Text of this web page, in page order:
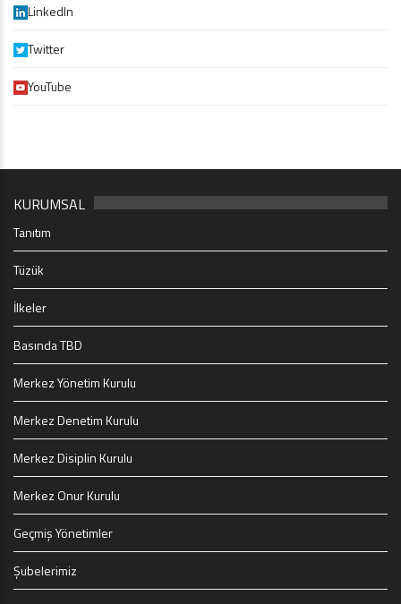
LinkedIn
Twitter
YouTube
KURUMSAL
Tanıtım
Tüzük
İlkeler
Basında TBD
Merkez Yönetim Kurulu
Merkez Denetim Kurulu
Merkez Disiplin Kurulu
Merkez Onur Kurulu
Geçmiş Yönetimler
Şubelerimiz